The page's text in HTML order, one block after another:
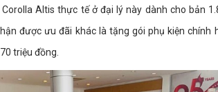
Altis thực tế ở đại lý này dành cho bản
được ưu đãi khác là tặng gói phụ kiện chính
triệu đồng.